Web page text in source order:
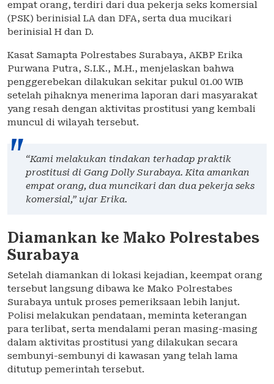
empat orang, terdiri dari dua pekerja seks komersial
(PSK) berinisial LA dan DFA, serta dua mucikari
berinisial H dan D.
Kasat Samapta Polrestabes Surabaya, AKBP Erika
Purwana Putra, S.I.K., M.H., menjelaskan bahwa
penggerebekan dilakukan sekitar pukul 01.00 WIB
setelah pihaknya menerima laporan dari masyarakat
yang resah dengan aktivitas prostitusi yang kembali
muncul di wilayah tersebut.
“Kami melakukan tindakan terhadap praktik
prostitusi di Gang Dolly Surabaya. Kita amankan
empat orang, dua muncikari dan dua pekerja seks
komersial,” ujar Erika.
Diamankan ke Mako Polrestabes
Surabaya
Setelah diamankan di lokasi kejadian, keempat orang
tersebut langsung dibawa ke Mako Polrestabes
Surabaya untuk proses pemeriksaan lebih lanjut.
Polisi melakukan pendataan, meminta keterangan
para terlibat, serta mendalami peran masing-masing
dalam aktivitas prostitusi yang dilakukan secara
sembunyi-sembunyi di kawasan yang telah lama
ditutup pemerintah tersebut.